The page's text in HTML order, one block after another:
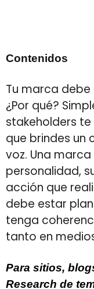
Contenidos
Tu marca
¿Por qué?
stakeholders
que brindes un
voz. Una
personalidad,
acción que
debe estar
tenga
tanto en
Para sitios,
Research de